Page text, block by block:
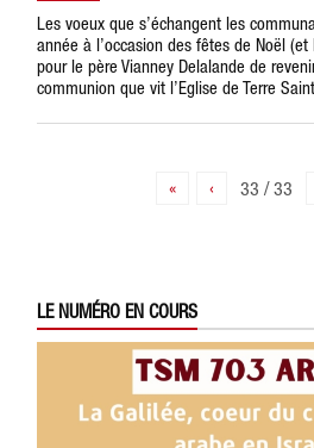
Les voeux que s’échangent les
année à l’occasion des fêtes de Noël (et
pour le père Vianney Delalande de
communion que vit l’Eglise de Terre
« ‹ 33 / 33
LE NUMÉRO EN COURS